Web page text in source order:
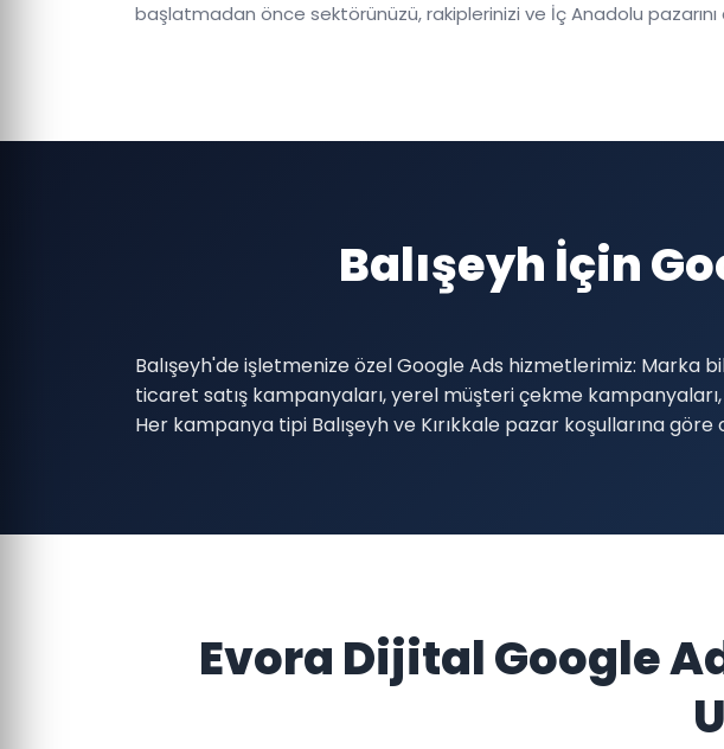
başlatmadan önce sektörünüzü, rakiplerinizi ve İç Anadolu pazarını
Balışeyh İçin
Balışeyh'de işletmenize özel Google Ads hizmetlerimiz:
ticaret satış kampanyaları, yerel müşteri çekme
Her kampanya tipi Balışeyh ve Kırıkkale pazar koşullarına
Evora Dijital Google